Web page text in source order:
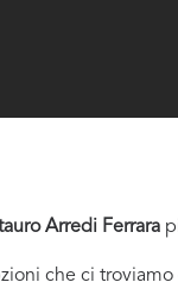
Arredi Ferrara
che ci troviamo